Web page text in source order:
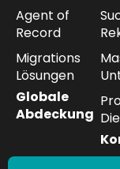
Agent of
Record
Migrations
Lösungen
Globale
Abdeckung